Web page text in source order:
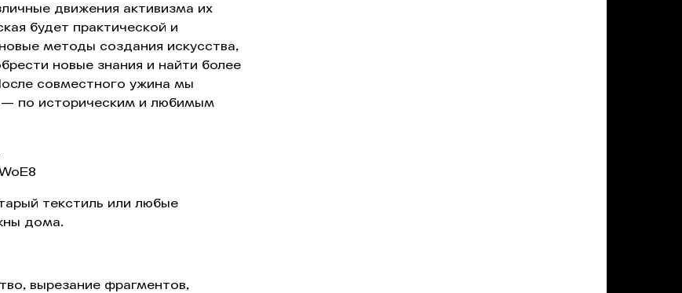
движения активизма их
будет практической и
методы создания искусства,
новые знания и найти более
совместного ужина мы
— по историческим и любимым
текстиль или любые
дома.
вырезание фрагментов,